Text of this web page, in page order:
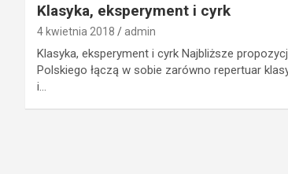
Klasyka, eksperyment i cyrk
4 kwietnia 2018 admin
Klasyka, eksperyment i cyrk Najbliższe
Polskiego łączą w sobie zarówno repertuar
i…